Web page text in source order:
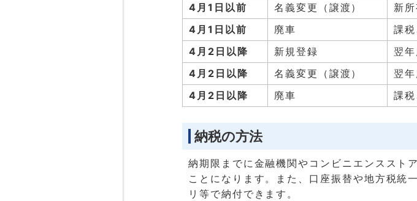
4月1日以前
名義変更（譲渡）
新
4月1日以前
廃車
課
4月2日以降
新規登録
翌
4月2日以降
名義変更（譲渡）
翌
4月2日以降
廃車 課
納税の方法
納期限までに金融機関やコンビニエンススト
ことになります。また、口座振替や地方税統
リ等で納付できます。